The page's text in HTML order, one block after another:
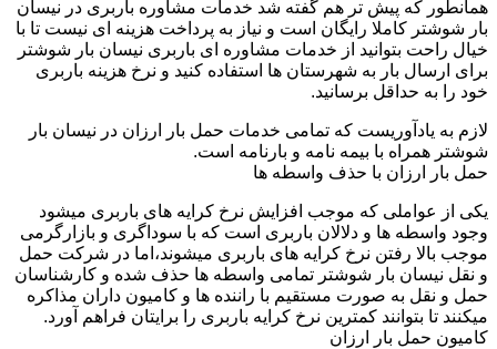
همانطور که پیش تر هم گفته شد خدمات مشاوره باربری در نیسان
بار شوشتر کاملا رایگان است و نیاز به پرداخت هزینه ای نیست تا با
خیال راحت بتوانید از خدمات مشاوره ای باربری نیسان بار شوشتر
برای ارسال بار به شهرستان ها استفاده کنید و نرخ هزینه باربری
خود را به حداقل برسانید.
لازم به یادآوریست که تمامی خدمات حمل بار ارزان در نیسان بار
شوشتر همراه با بیمه نامه و بارنامه است.
حمل بار ارزان با حذف واسطه ها
یکی از عواملی که موجب افزایش نرخ کرایه های باربری میشود
وجود واسطه ها و دلالان باربری است که با سوداگری و بازارگرمی
موجب بالا رفتن نرخ کرایه های باربری میشوند،اما در شرکت حمل
و نقل نیسان بار شوشتر تمامی واسطه ها حذف شده و کارشناسان
حمل و نقل به صورت مستقیم با راننده ها و کامیون داران مذاکره
میکنند تا بتوانند کمترین نرخ کرایه باربری را برایتان فراهم آورد.
کامیون حمل بار ارزان